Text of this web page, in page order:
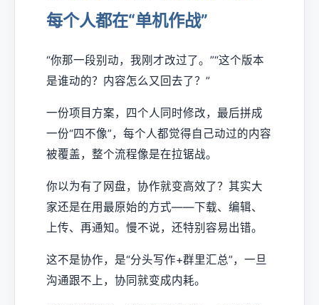
每个人都在“单机作战”
“你那一段别动，我刚才改过了。”“这个版本
是谁动的？内容怎么又回去了？”
一份项目方案，四个人同时修改，最后拼成
一份“四不像”，每个人都觉得自己动过的内容
被覆盖，整个流程像是在拉锯战。
你以为有了网盘，协作就变高效了？其实大
家还是在用最原始的方式——下载、编辑、
上传、再通知。慢不说，还特别容易出错。
这不是协作，是“分头写作+群里汇总”，一旦
沟通跟不上，协同就变成内耗。